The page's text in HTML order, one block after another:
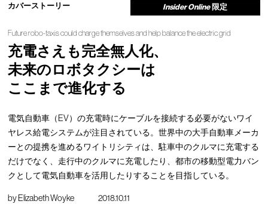
カバーストーリー Insider Online 限定
Future robo-taxis could charge themselves and help balance the electric grid
充電さえも完全無人化、
未来のロボタクシーは
ここまで進化する
電気自動車（EV）の充電時にケーブルを接続する必要がないワイ
ヤレス給電システムが注目されている。世界中の大手自動車メーカ
ーとの提携を進めるワイトリシティは、駐車中のクルマに充電する
だけでなく、走行中のクルマに充電したり、都市の移動型電力バン
クとして電気自動車を活用したりすることを目指している。
byElizabeth Woyke 2018.10.11